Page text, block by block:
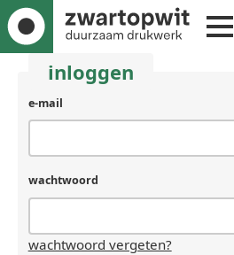
inloggen
gebruikersnaam
(laat
als
een
mens
e-mail
wachtwoord
wachtwoord vergeten?